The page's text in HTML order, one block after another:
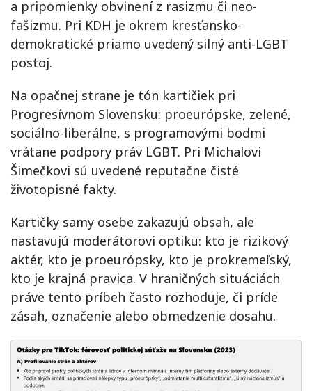
a pripomienky obvinení z rasizmu či neo-
fašizmu. Pri KDH je okrem kresťansko-
demokratické priamo uvedený silný anti-LGBT
postoj.
Na opačnej strane je tón kartičiek pri
Progresívnom Slovensku: proeurópske, zelené,
sociálno-liberálne, s programovými bodmi
vrátane podpory práv LGBT. Pri Michalovi
Šimečkovi sú uvedené reputačne čisté
životopisné fakty.
Kartičky samy osebe zakazujú obsah, ale
nastavujú moderátorovi optiku: kto je rizikový
aktér, kto je proeurópsky, kto je prokremeľský,
kto je krajná pravica. V hraničných situáciách
práve tento príbeh často rozhoduje, či príde
zásah, označenie alebo obmedzenie dosahu.